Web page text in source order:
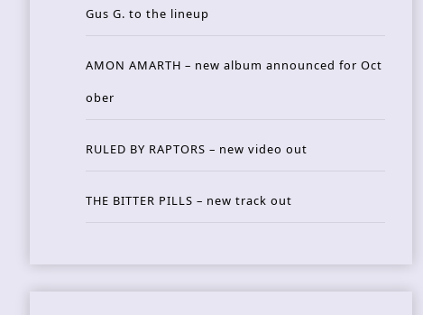
Gus G. to the lineup
AMON AMARTH – new album announced for Oct
ober
RULED BY RAPTORS – new video out
THE BITTER PILLS – new track out